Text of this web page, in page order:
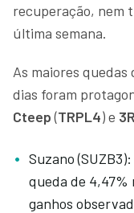
recuperação, nem
última semana.
As maiores
dias foram
Cteep(TRPL4) e
Suzano
queda de 4,47%
ganhos